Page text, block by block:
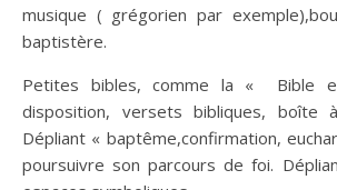
musique ( grégorien par
baptistère.
Petites bibles, comme la « Bible
disposition, versets bibliques, boîte
Dépliant « baptême,confirmation,
poursuivre son parcours de foi.